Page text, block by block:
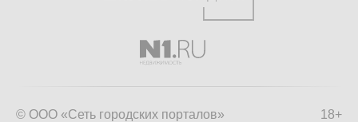
18+
© ООО «Сеть городских порталов»